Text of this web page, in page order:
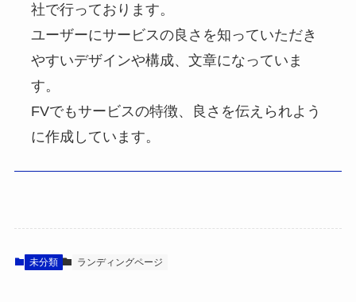
社で行っております。
ユーザーにサービスの良さを知っていただき
やすいデザインや構成、文章になっていま
す。
FVでもサービスの特徴、良さを伝えられよう
に作成しています。
未分類 ランディングページ